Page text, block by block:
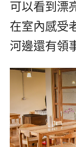
可以看到漂
在室內感受
河邊還有領